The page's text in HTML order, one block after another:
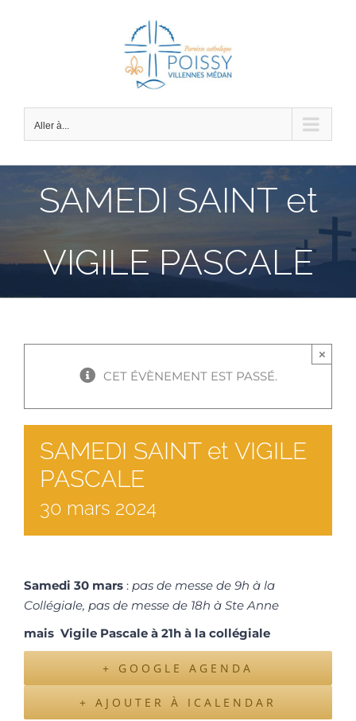
Aller à...
SAMEDI SAINT et
VIGILE PASCALE
CET ÉVÈNEMENT EST PASSÉ.
×
SAMEDI SAINT et VIGILE
PASCALE
30 mars 2024
Samedi 30 mars : pas de messe de 9h à la
Collégiale, pas de messe de 18h à Ste Anne
mais Vigile Pascale à 21h à la collégiale
+ GOOGLE AGENDA
+ AJOUTER À ICALENDAR